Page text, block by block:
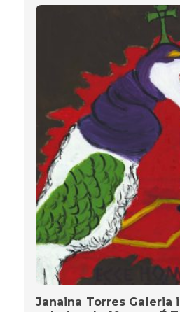
Janaina Torres Galeria